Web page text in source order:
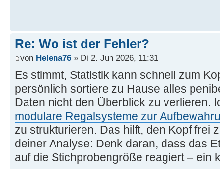
Re: Wo ist der Fehler?
von Helena76 » Di 2. Jun 2026, 11:31
Es stimmt, Statistik kann schnell zum
persönlich sortiere zu Hause alles
Daten nicht den Überblick zu verlieren.
modulare Regalsysteme zur
zu strukturieren. Das hilft, den Kopf frei
deiner Analyse: Denk daran, dass das
auf die Stichprobengröße reagiert – ein